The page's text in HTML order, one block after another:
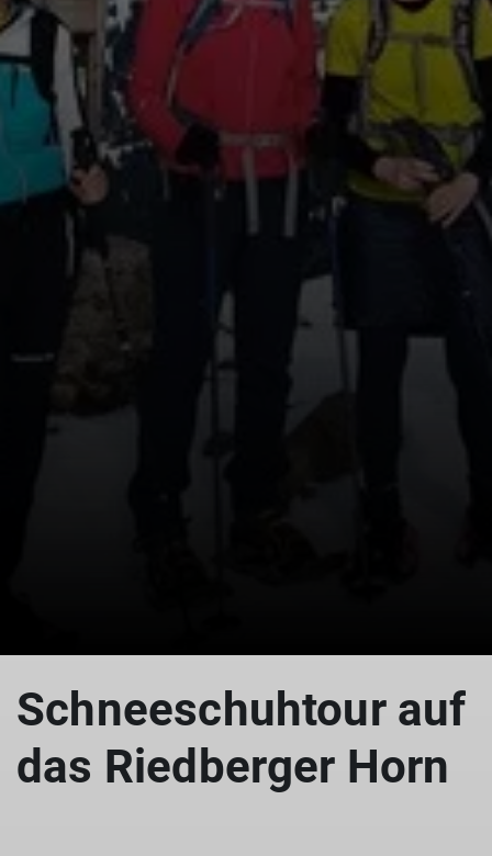
Schneeschuhtour auf
das Riedberger Horn